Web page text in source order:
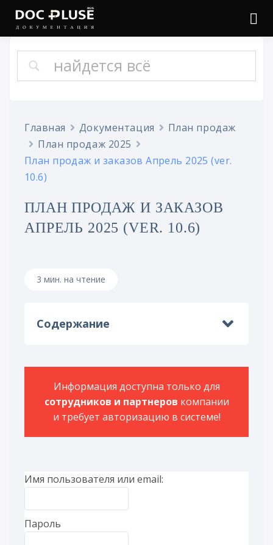
Doc Pluse
Главная Документация
План продаж
План продаж 2025
План продаж и заказов Апрель 2025 (ver.
10.6)
ПЛАН ПРОДАЖ И ЗАКАЗОВ
АПРЕЛЬ 2025 (VER. 10.6)
3 мин. на чтение
Содержание
Информация доступна только для
сотрудников и партнеров компании
и требует авторизацию в системе!
Имя пользователя или email:
Пароль